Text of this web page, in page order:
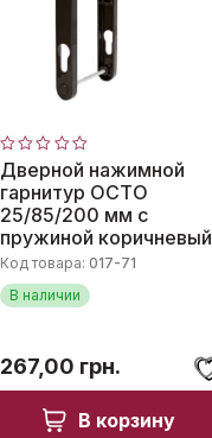
Оценка
0
из
5
Дверной нажимной
гарнитур OCTO
25/85/200 мм с
пружиной коричневый
Код товара: 017-71
В наличии
267,00 грн.
В корзину